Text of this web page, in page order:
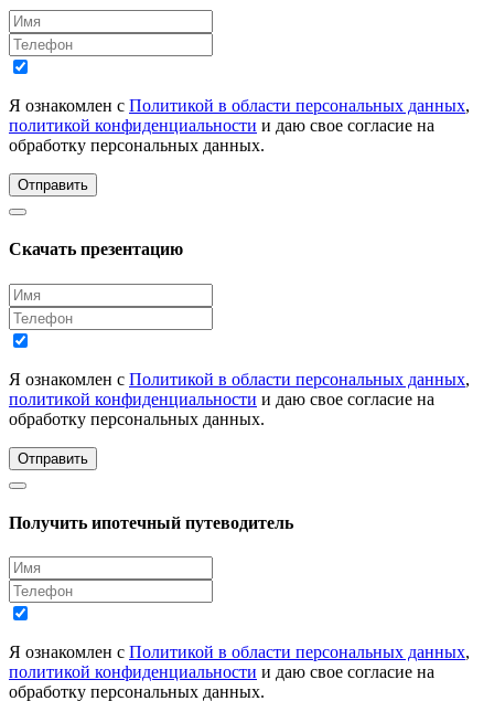
Я ознакомлен с Политикой в области персональных данных,
политикой конфиденциальности и даю свое согласие на
обработку персональных данных.
Отправить
Скачать презентацию
Я ознакомлен с Политикой в области персональных данных,
политикой конфиденциальности и даю свое согласие на
обработку персональных данных.
Отправить
Получить ипотечный путеводитель
Я ознакомлен с Политикой в области персональных данных,
политикой конфиденциальности и даю свое согласие на
обработку персональных данных.